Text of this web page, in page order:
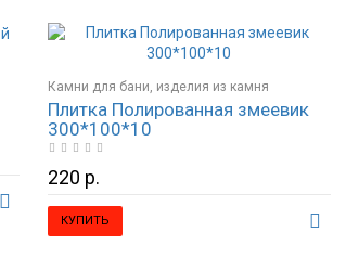
Камни для бани, изделия из камня
Плитка Полированная змеевик
300*100*10
220 р.
КУПИТЬ